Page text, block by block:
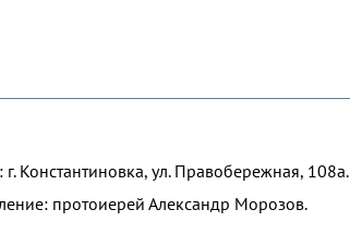
Константиновка, ул. Правобережная, 108а.
протоиерей Александр Морозов.